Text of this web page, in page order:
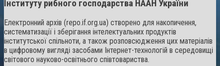
Інституту рибного господарства НААН України
Електронний архів (repo.if.org.ua) створено для накопичення,
систематизації і зберігання інтелектуальних продуктів
інститутської спільноти, а також розповсюдження цих матеріалів
в цифровому вигляді засобами Інтернет-технологій в середовищі
світового науково-освітнього співтовариства.